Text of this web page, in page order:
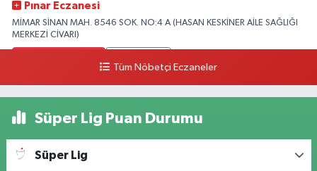
Pınar Eczanesi
MİMAR SİNAN MAH. 8546 SOK. NO:4 A (HASAN KESKİNER AİLE SAĞLIĞI
MERKEZİ CİVARI)
Tüm Nöbetçi Eczaneler
Süper Lig Puan Durumu
Süper Lig